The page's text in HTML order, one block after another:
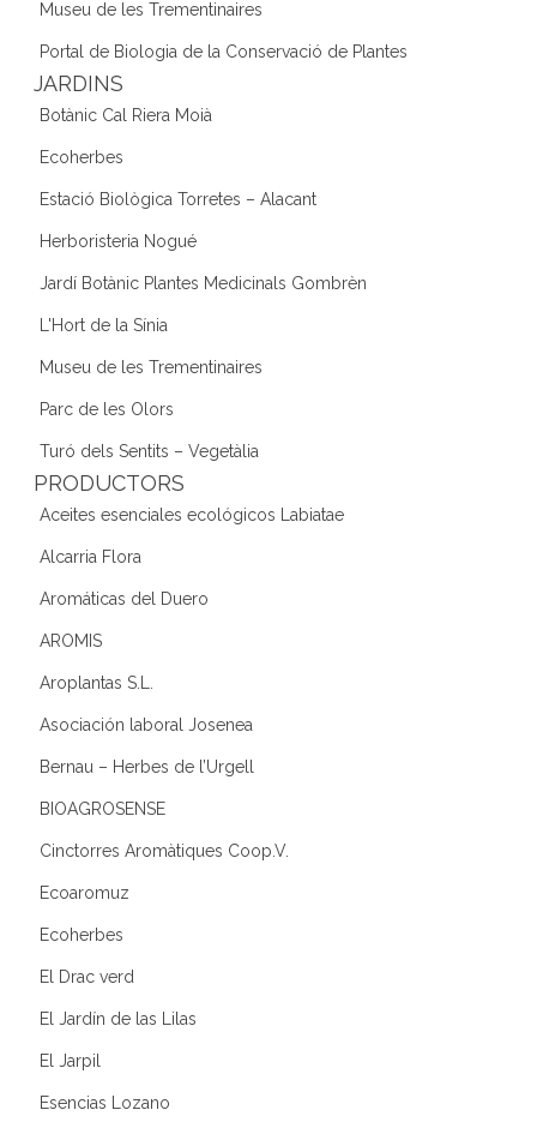
Museu de les Trementinaires
Portal de Biologia de la Conservació de Plantes
JARDINS
Botànic Cal Riera Moià
Ecoherbes
Estació Biològica Torretes – Alacant
Herboristeria Nogué
Jardí Botànic Plantes Medicinals Gombrèn
L'Hort de la Sínia
Museu de les Trementinaires
Parc de les Olors
Turó dels Sentits – Vegetàlia
PRODUCTORS
Aceites esenciales ecológicos Labiatae
Alcarria Flora
Aromáticas del Duero
AROMIS
Aroplantas S.L.
Asociación laboral Josenea
Bernau – Herbes de l’Urgell
BIOAGROSENSE
Cinctorres Aromàtiques Coop.V.
Ecoaromuz
Ecoherbes
El Drac verd
El Jardín de las Lilas
El Jarpil
Esencias Lozano